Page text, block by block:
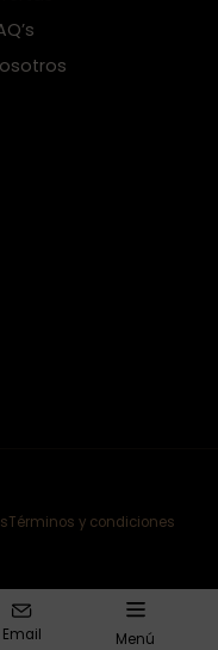
Términos y condiciones
Email Menú